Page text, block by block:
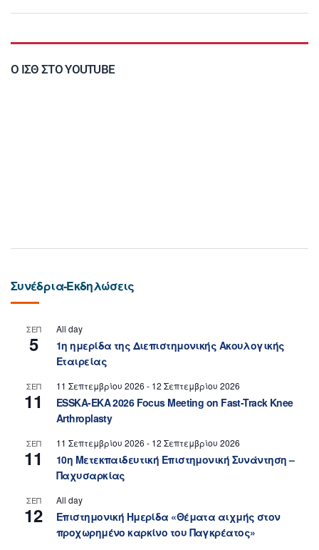
Ο ΙΣΘ ΣΤΟ YOUTUBE
Συνέδρια-Εκδηλώσεις
ΣΕΠ
5
All day
1η ημερίδα της Διεπιστημονικής Ακουλογικής
Εταιρείας
ΣΕΠ
11
11 Σεπτεμβρίου 2026 - 12 Σεπτεμβρίου 2026
ESSKA-EKA 2026 Focus Meeting on Fast-Track Knee
Arthroplasty
ΣΕΠ
11
11 Σεπτεμβρίου 2026 - 12 Σεπτεμβρίου 2026
10η Μετεκπαιδευτική Επιστημονική Συνάντηση –
Παχυσαρκίας
ΣΕΠ
12
All day
Επιστημονική Ημερίδα «Θέματα αιχμής στον
προχωρημένο καρκίνο του Παγκρέατος»